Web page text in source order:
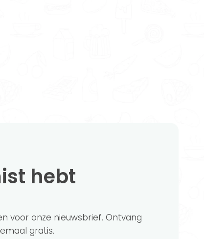
hebt
voor onze nieuwsbrief. Ontvang
gratis.